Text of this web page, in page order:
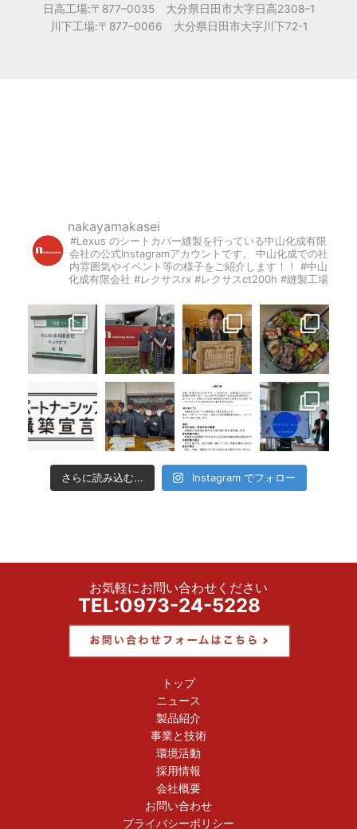
日高工場:〒877–0035 大分県日田市大字日高2308–1
川下工場:〒877–0066 大分県日田市大字川下72-1
nakayamakasei
#Lexus のシートカバー縫製を行っている中山化成有限
会社の公式Instagramアカウントです。
中山化成での社
内雰囲気やイベント等の様子をご紹介します！！
#中山
化成有限会社 #レクサスrx #レクサスct200h #縫製工場
さらに読み込む... Instagram でフォロー
お気軽にお問い合わせください
TEL:0973-24-5228
トップ
ニュース
製品紹介
事業と技術
環境活動
採用情報
会社概要
お問い合わせ
プライバシーポリシー